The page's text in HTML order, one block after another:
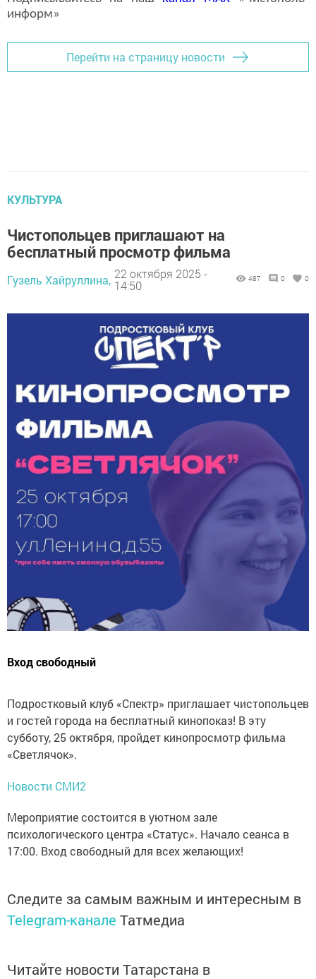
информ»
Перейти на страницу новости
КУЛЬТУРА
Чистопольцев приглашают на
бесплатный просмотр фильма
Гузель Хайруллина, 22 октября 2025 -
14:50
487 0 0
Вход свободный
Подростковый клуб «Спектр» приглашает чистопольцев
и гостей города на бесплатный кинопоказ! В эту
субботу, 25 октября, пройдет кинопросмотр фильма
«Светлячок».
Новости СМИ2
Мероприятие состоится в уютном зале
психологического центра «Статус». Начало сеанса в
17:00. Вход свободный для всех желающих!
Следите за самым важным и интересным в
Telegram-канале Татмедиа
Читайте новости Татарстана в